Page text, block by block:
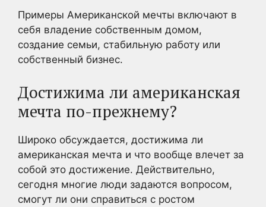
Примеры Американской мечты включают в
себя владение собственным домом,
создание семьи, стабильную работу или
собственный бизнес.
Достижима ли американская
мечта по-прежнему?
Широко обсуждается, достижима ли
американская мечта и что вообще влечет за
собой это достижение. Действительно,
сегодня многие люди задаются вопросом,
смогут ли они справиться с ростом